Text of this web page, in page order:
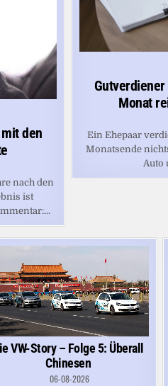
den
nach den
ist
Monat
Ein Ehepaar
Monatsende
Auto
VW-Story – Folge 5: Überall
Chinesen
06-08-2026